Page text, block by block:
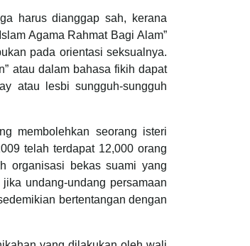
harus dianggap sah, kerana
Agama Rahmat Bagi Alam”
pada orientasi seksualnya.
atau dalam bahasa fikih dapat
atau lesbi sungguh-sungguh
membolehkan seorang isteri
telah terdapat 12,000 orang
organisasi bekas suami yang
undang-undang persamaan
bertentangan dengan